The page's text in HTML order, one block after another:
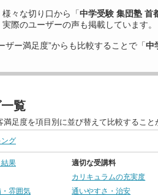
々な切り口から「中学受験 集団塾 首
際のユーザーの声も掲載しています。
ザー満足度”からも比較することで「中
覧
足度を項目別に並び替えて比較すること
グ
果 適切な受講料
カリキュラムの充実度
雰囲気
通いやすさ・治安